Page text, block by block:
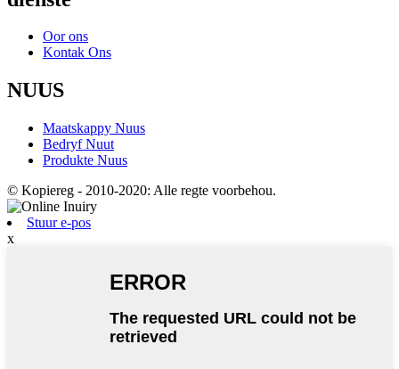
Oor ons
Kontak Ons
NUUS
Maatskappy Nuus
Bedryf Nuut
Produkte Nuus
© Kopiereg - 2010-2020: Alle regte voorbehou.
Stuur e-pos
x